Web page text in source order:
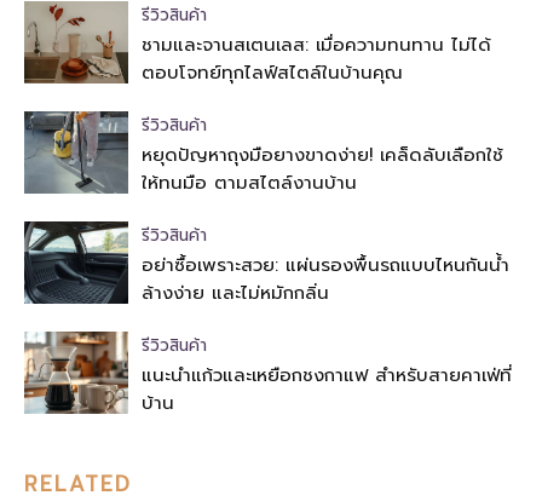
รีวิวสินค้า
ชามและจานสเตนเลส: เมื่อความทนทาน ไม่ได้
ตอบโจทย์ทุกไลฟ์สไตล์ในบ้านคุณ
รีวิวสินค้า
หยุดปัญหาถุงมือยางขาดง่าย! เคล็ดลับเลือกใช้
ให้ทนมือ ตามสไตล์งานบ้าน
รีวิวสินค้า
อย่าซื้อเพราะสวย: แผ่นรองพื้นรถแบบไหนกันน้ำ
ล้างง่าย และไม่หมักกลิ่น
รีวิวสินค้า
แนะนำแก้วและเหยือกชงกาแฟ สำหรับสายคาเฟ่ที่
บ้าน
RELATED